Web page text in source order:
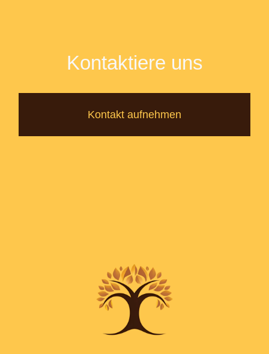
Kontaktiere uns
Kontakt aufnehmen